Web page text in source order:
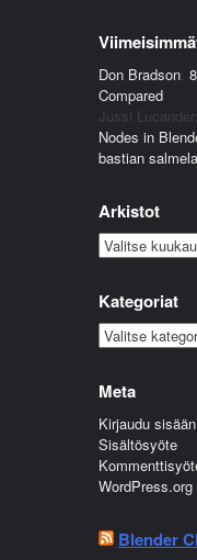
Don Bradson:
Compared
Jussi Lucander:
Nodes in
bastian salmela
Arkistot
Arkistot
Kategoriat
Kategoriat
Meta
Kirjaudu sisään
Sisältösyöte
WordPress.org
Blender